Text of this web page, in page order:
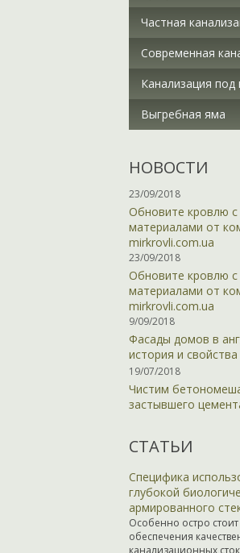
Частная
Современная
Канализация под
Выгребная яма
НОВОСТИ
23/09/2018
Обновите кровлю
материалами от
mirkrovli.com.ua
23/09/2018
Обновите кровлю
материалами от
mirkrovli.com.ua
9/09/2018
Фасады домов в
история и свойства
19/07/2018
Чистим
застывшего
СТАТЬИ
Специфика
глубокой
армированного
Особенно остро
обеспечения
канализационных